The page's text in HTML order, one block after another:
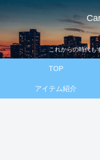
これからの時代も
TOP
アイテム紹介